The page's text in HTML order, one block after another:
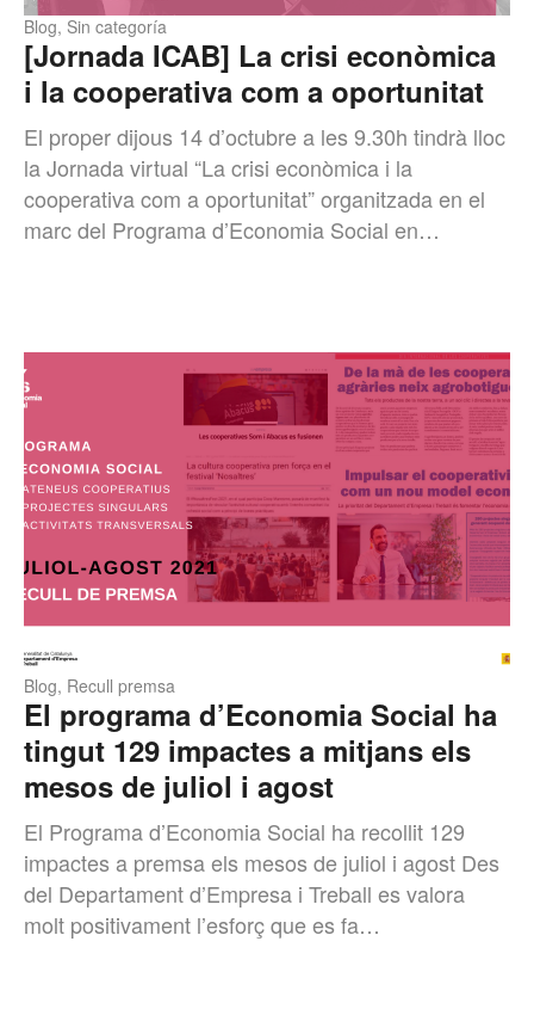
[Jornada ICAB] La crisi econòmica
i la cooperativa com a oportunitat
Blog, Sin categoría
El proper dijous 14 d’octubre a les 9.30h tindrà lloc
la Jornada virtual “La crisi econòmica i la
cooperativa com a oportunitat” organitzada en el
marc del Programa d’Economia Social en…
El programa d’Economia Social ha
tingut 129 impactes a mitjans els
mesos de juliol i agost
Blog, Recull premsa
El Programa d’Economia Social ha recollit 129
impactes a premsa els mesos de juliol i agost Des
del Departament d’Empresa i Treball es valora
molt positivament l’esforç que es fa…